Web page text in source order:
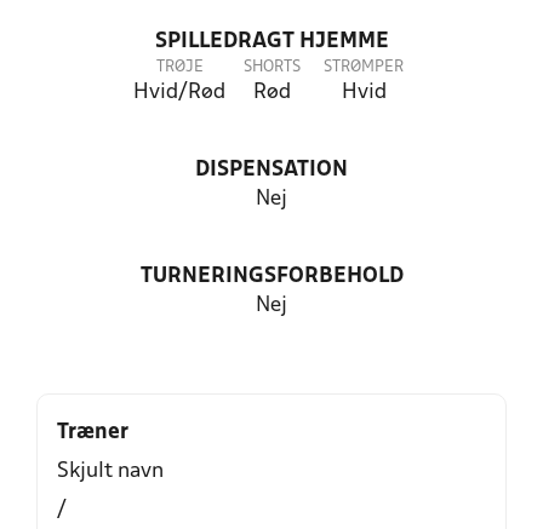
SPILLEDRAGT HJEMME
TRØJE
Hvid/Rød
SHORTS
Rød
STRØMPER
Hvid
DISPENSATION
Nej
TURNERINGSFORBEHOLD
Nej
Træner
Skjult navn
/